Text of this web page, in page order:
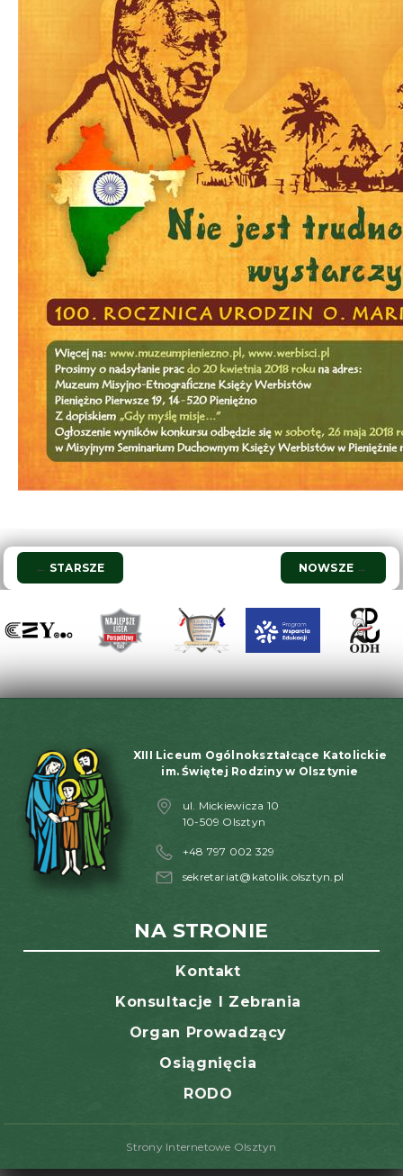
Nawigacja
wpisu
← STARSZE NOWSZE →
XIII Liceum Ogólnokształcące Katolickie
im. Świętej Rodziny w Olsztynie
ul. Mickiewicza 10
10-509 Olsztyn
+48 797 002 329
sekretariat@katolik.olsztyn.pl
NA STRONIE
Kontakt
Konsultacje I Zebrania
Organ Prowadzący
Osiągnięcia
RODO
Strony Internetowe Olsztyn